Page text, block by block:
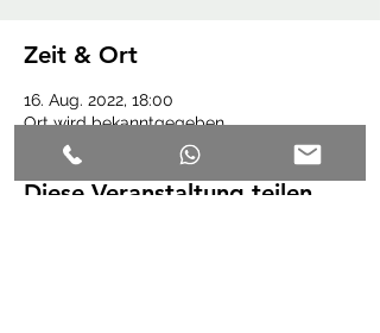
Zeit & Ort
16. Aug. 2022, 18:00
Ort wird bekanntgegeben
Diese Veranstaltung teilen